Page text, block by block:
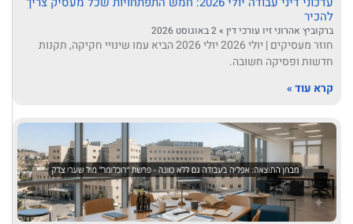
להכיר
ברקוביץ אהרוני זיו עורכי דין
חוזר מעסיקים | יולי 2026 יולי 2026 הביא עמו שינויי חקיקה, תקנות
חדשות ופסיקה חשובה.
קרא עוד »